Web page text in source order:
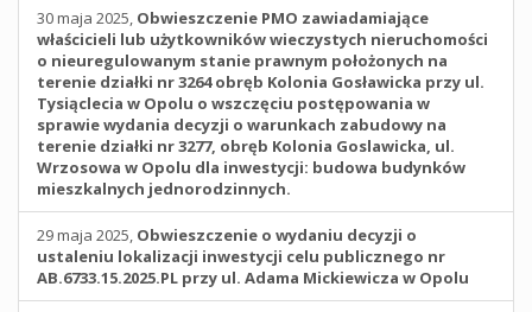
30 maja 2025, Obwieszczenie PMO zawiadamiające
właścicieli lub użytkowników wieczystych nieruchomości
o nieuregulowanym stanie prawnym położonych na
terenie działki nr 3264 obręb Kolonia Gosławicka przy ul.
Tysiąclecia w Opolu o wszczęciu postępowania w
sprawie wydania decyzji o warunkach zabudowy na
terenie działki nr 3277, obręb Kolonia Goslawicka, ul.
Wrzosowa w Opolu dla inwestycji: budowa budynków
mieszkalnych jednorodzinnych.
29 maja 2025, Obwieszczenie o wydaniu decyzji o
ustaleniu lokalizacji inwestycji celu publicznego nr
AB.6733.15.2025.PL przy ul. Adama Mickiewicza w Opolu